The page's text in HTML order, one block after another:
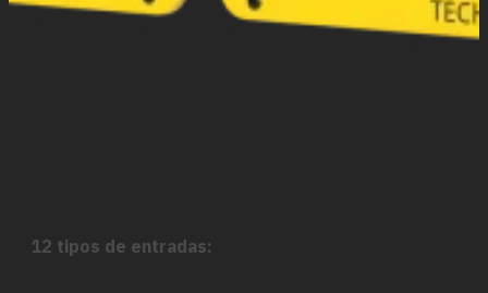
12 tipos de entradas: